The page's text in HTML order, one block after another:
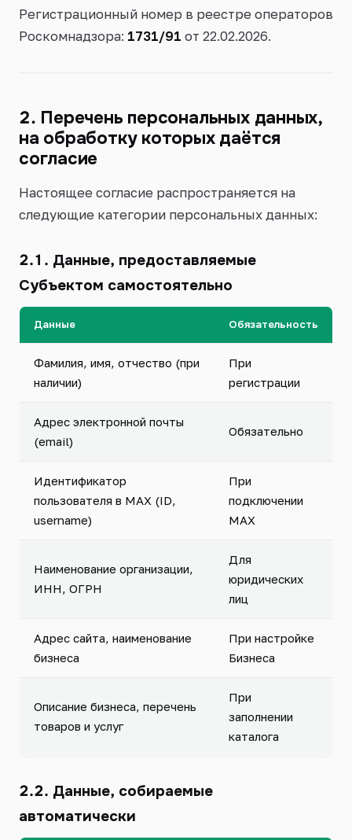
Регистрационный номер в реестре операторов
Роскомнадзора: 1731/91 от 22.02.2026.
2. Перечень персональных данных,
на обработку которых даётся
согласие
Настоящее согласие распространяется на
следующие категории персональных данных:
2.1. Данные, предоставляемые
Субъектом самостоятельно
Данные Обязательность
Фамилия, имя, отчество (при
наличии)
При
регистрации
Адрес электронной почты
(email)
Обязательно
Идентификатор
пользователя в MAX (ID,
username)
При
подключении
MAX
Наименование организации,
ИНН, ОГРН
Для
юридических
лиц
Адрес сайта, наименование
бизнеса
При настройке
Бизнеса
Описание бизнеса, перечень
товаров и услуг
При
заполнении
каталога
2.2. Данные, собираемые
автоматически